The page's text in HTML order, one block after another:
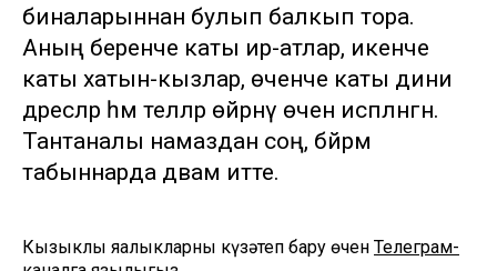
биналарыннан булып балкып тора.
Аның беренче каты ир-атлар, икенче
каты хатын-кызлар, өченче каты дини
дәресләр һәм телләр өйрәнү өчен исәпләнгән.
Тантаналы намаздан соң, бәйрәм
табыннарда дәвам итте.
Кызыклы яңалыкларны күзәтеп бару өчен Телеграм-